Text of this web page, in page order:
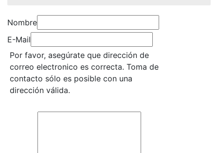
Nombre
E-Mail
Por favor, asegúrate que dirección de
correo electronico es correcta. Toma de
contacto sólo es posible con una
dirección válida.